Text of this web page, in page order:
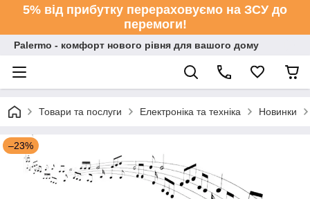
5% від прибутку перераховуємо на ЗСУ до
перемоги!
Palermo - комфорт нового рівня для вашого дому
Товари та послуги Електроніка та техніка Новинки
–23%